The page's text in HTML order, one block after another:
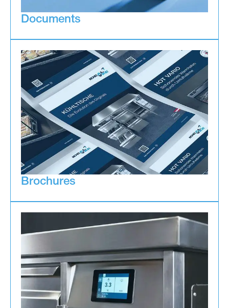
Documents
Brochures